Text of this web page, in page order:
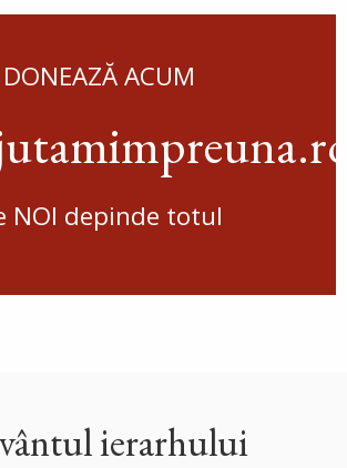
DONEAZĂ ACUM
NOI depinde totul
ierarhului